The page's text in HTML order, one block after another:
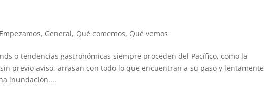
Empezamos, General, Qué comemos, Qué vemos
o tendencias gastronómicas siempre proceden del Pacífico, como la
previo aviso, arrasan con todo lo que encuentran a su paso y lentamente
inundación....